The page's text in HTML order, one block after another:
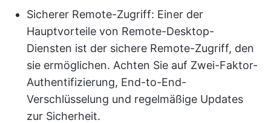
Sicherer Remote-Zugriff: Einer der
Hauptvorteile von Remote-Desktop-
Diensten ist der sichere Remote-Zugriff, den
sie ermöglichen. Achten Sie auf Zwei-Faktor-
Authentifizierung, End-to-End-
Verschlüsselung und regelmäßige Updates
zur Sicherheit.